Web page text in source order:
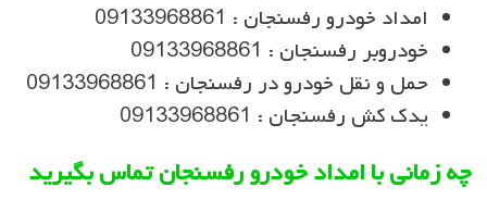
امداد خودرو رفسنجان : 09133968861
خودروبر رفسنجان : 09133968861
حمل و نقل خودرو در رفسنجان : 09133968861
یدک کش رفسنجان : 09133968861
چه زمانی با امداد خودرو رفسنجان تماس بگیرید